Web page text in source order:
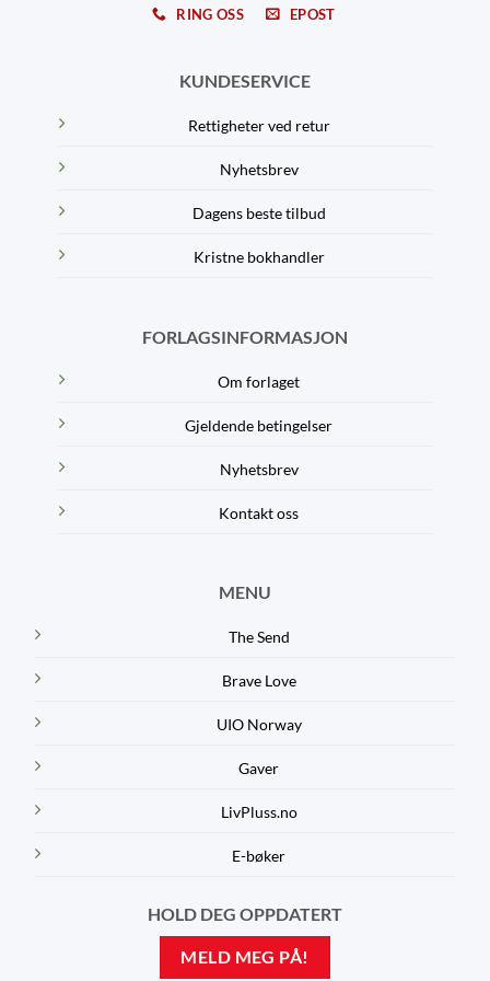
RING OSS EPOST
KUNDESERVICE
Rettigheter ved retur
Nyhetsbrev
Dagens beste tilbud
Kristne bokhandler
FORLAGSINFORMASJON
Om forlaget
Gjeldende betingelser
Nyhetsbrev
Kontakt oss
MENU
The Send
Brave Love
UIO Norway
Gaver
LivPluss.no
E-bøker
HOLD DEG OPPDATERT
MELD MEG PÅ!